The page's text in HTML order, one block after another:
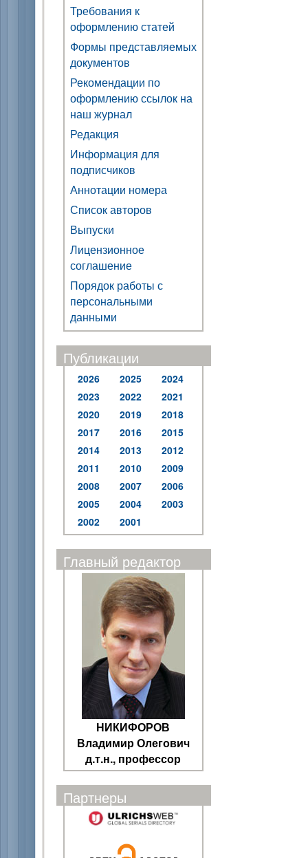
Требования к
оформлению статей
Формы представляемых
документов
Рекомендации по
оформлению ссылок на
наш журнал
Редакция
Информация для
подписчиков
Аннотации номера
Список авторов
Выпуски
Лицензионное
соглашение
Порядок работы с
персональными
данными
Публикации
2026 2025
2024
2023
2022
2021
2020
2019
2018
2017
2016
2015
2014
2013
2012
2011
2010
2009
2008
2007
2006
2005
2004
2003
2002
2001
Главный редактор
НИКИФОРОВ
Владимир Олегович
д.т.н., профессор
Партнеры